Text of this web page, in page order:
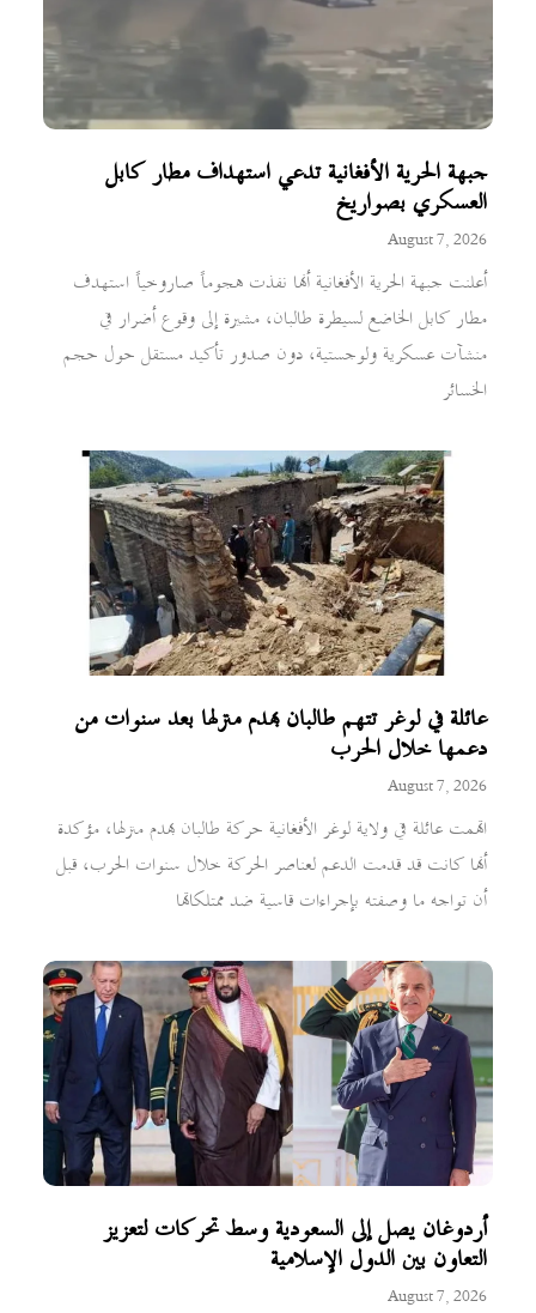
جبهة الحرية الأفغانية تدعي استهداف مطار كابل
العسكري بصواريخ
August 7, 2026
أعلنت جبهة الحرية الأفغانية أنها نفذت هجوماً صاروخياً استهدف
مطار كابل الخاضع لسيطرة طالبان، مشيرة إلى وقوع أضرار في
منشآت عسكرية ولوجستية، دون صدور تأكيد مستقل حول حجم
الخسائر
عائلة في لوغر تتهم طالبان بهدم منزلها بعد سنوات من
دعمها خلال الحرب
August 7, 2026
اتهمت عائلة في ولاية لوغر الأفغانية حركة طالبان بهدم منزلها، مؤكدة
أنها كانت قد قدمت الدعم لعناصر الحركة خلال سنوات الحرب، قبل
أن تواجه ما وصفته بإجراءات قاسية ضد ممتلكاتها
أردوغان يصل إلى السعودية وسط تحركات لتعزيز
التعاون بين الدول الإسلامية
August 7, 2026